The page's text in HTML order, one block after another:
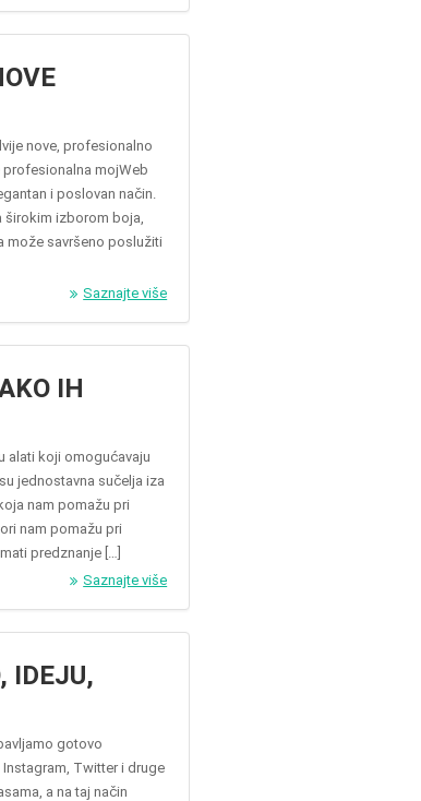
nove, profesionalno
profesionalna mojWeb
i poslovan način.
širokim izborom boja,
može savršeno poslužiti
Saznajte više
IH
alati koji omogućavaju
jednostavna sučelja iza
nam pomažu pri
nam pomažu pri
predznanje […]
Saznajte više
IDEJU,
gotovo
Twitter i druge
a na taj način